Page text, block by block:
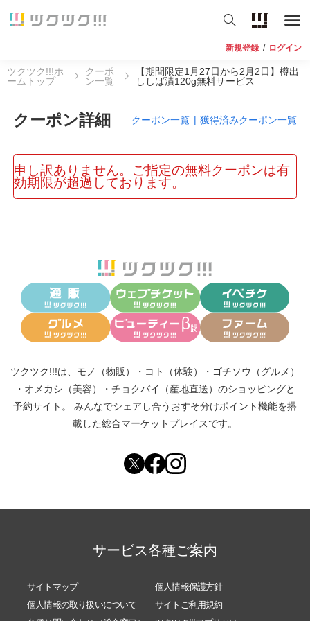
新規登録 / ログイン
ツクツク!!!ホ
ームトップ
クーポ
ン一覧
【期間限定1月27日から2月2日】樽出
ししば漬120g無料サービス
クーポン詳細 クーポン一覧 | 獲得済みクーポン一覧
申し訳ありません。ご指定の無料クーポンは有
効期限が超過しております。
ツクツク!!!は、 モノ（物販） ・ コト（体験） ・ ゴチソウ（グルメ）
・ オメカシ（美容） ・ チョクバイ（産地直送） のショッピングと
予約サイト。
みんなでシェアし合う おすそ分けポイント機能を搭
載した総合マーケットプレイスです。
サービス各種ご案内
サイトマップ
個人情報保護方針
個人情報の取り扱いについて
サイトご利用規約